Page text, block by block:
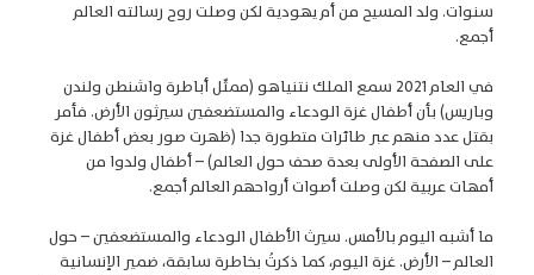
سنوات. ولد المسيح من أم يهودية لكن وصلت روح رسالته العالم
أجمع.
في العام 2021 سمع الملك نتنياهو (ممثّل أباطرة واشنطن ولندن
وباريس) بأن أطفال غزة الودعاء والمستضعفين سيرثون الأرض. فأمر
بقتل عدد منهم عبر طائرات متطورة جدا (ظهرت صور بعض أطفال غزة
على الصفحة الأولى بعدة صحف حول العالم) – أطفال ولدوا من
أمهات عربية لكن وصلت أصوات أرواحهم العالم أجمع.
ما أشبه اليوم بالأمس. سيرث الأطفال الودعاء والمستضعفين – حول
العالم – الأرض. غزة اليوم، كما ذكرتُ بخاطرة سابقة، ضمير الإنسانية